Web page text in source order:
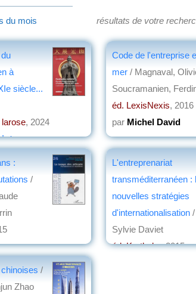
du mois résultats de votre
à
siècle...
, 2024
Code de l'entreprise
mer / Magnaval,
Soucramanien,
éd. LexisNexis, 2016
par Michel David
:
/
L'entreprenariat
transméditerranéen :
nouvelles stratégies
d'internationalisation
Sylvie Daviet
éd. Karthala, 2015
/
Zhao